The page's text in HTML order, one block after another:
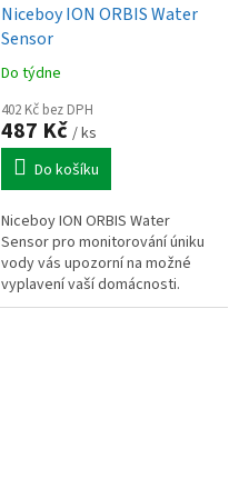
Niceboy ION ORBIS Water
Sensor
Do týdne
402 Kč bez DPH
487 Kč / ks
Do košíku
Niceboy ION ORBIS Water
Sensor pro monitorování úniku
vody vás upozorní na možné
vyplavení vaší domácnosti.
Vyžaduje centrální jednotku